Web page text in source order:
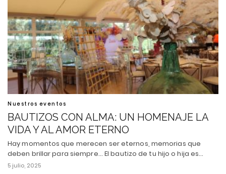
Nuestros eventos
BAUTIZOS CON ALMA: UN HOMENAJE LA
VIDA Y AL AMOR ETERNO
Hay momentos que merecen ser eternos, memorias que
deben brillar para siempre... El bautizo de tu hijo o hija es…
5 julio, 2025